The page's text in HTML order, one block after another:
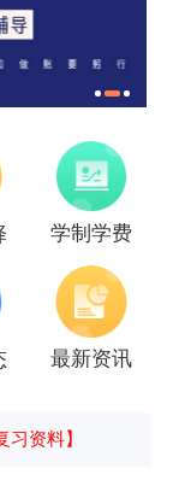
学制学费
最新资讯
安排及教材目录已
习资料】